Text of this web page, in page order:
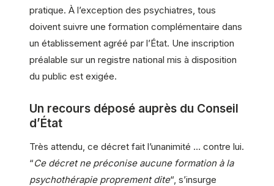
pratique. À l’exception des psychiatres, tous
doivent suivre une formation complémentaire dans
un établissement agréé par l’État. Une inscription
préalable sur un registre national mis à disposition
du public est exigée.
Un recours déposé auprès du Conseil
d’État
Très attendu, ce décret fait l’unanimité … contre lui.
“Ce décret ne préconise aucune formation à la
psychothérapie proprement dite“, s’insurge